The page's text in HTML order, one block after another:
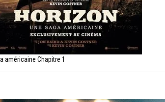
américaine Chapitre 1